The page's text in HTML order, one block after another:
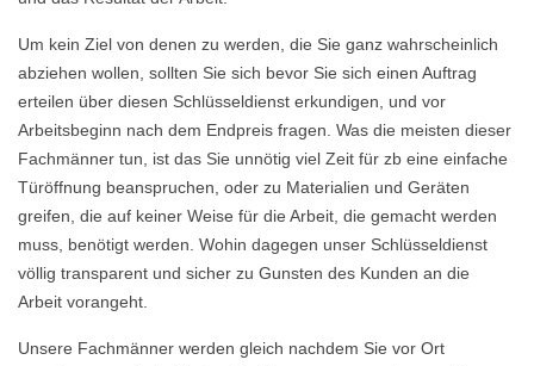
Um kein Ziel von denen zu werden, die Sie ganz wahrscheinlich
abziehen wollen, sollten Sie sich bevor Sie sich einen Auftrag
erteilen über diesen Schlüsseldienst erkundigen, und vor
Arbeitsbeginn nach dem Endpreis fragen. Was die meisten dieser
Fachmänner tun, ist das Sie unnötig viel Zeit für zb eine einfache
Türöffnung beanspruchen, oder zu Materialien und Geräten
greifen, die auf keiner Weise für die Arbeit, die gemacht werden
muss, benötigt werden. Wohin dagegen unser Schlüsseldienst
völlig transparent und sicher zu Gunsten des Kunden an die
Arbeit vorangeht.
Unsere Fachmänner werden gleich nachdem Sie vor Ort